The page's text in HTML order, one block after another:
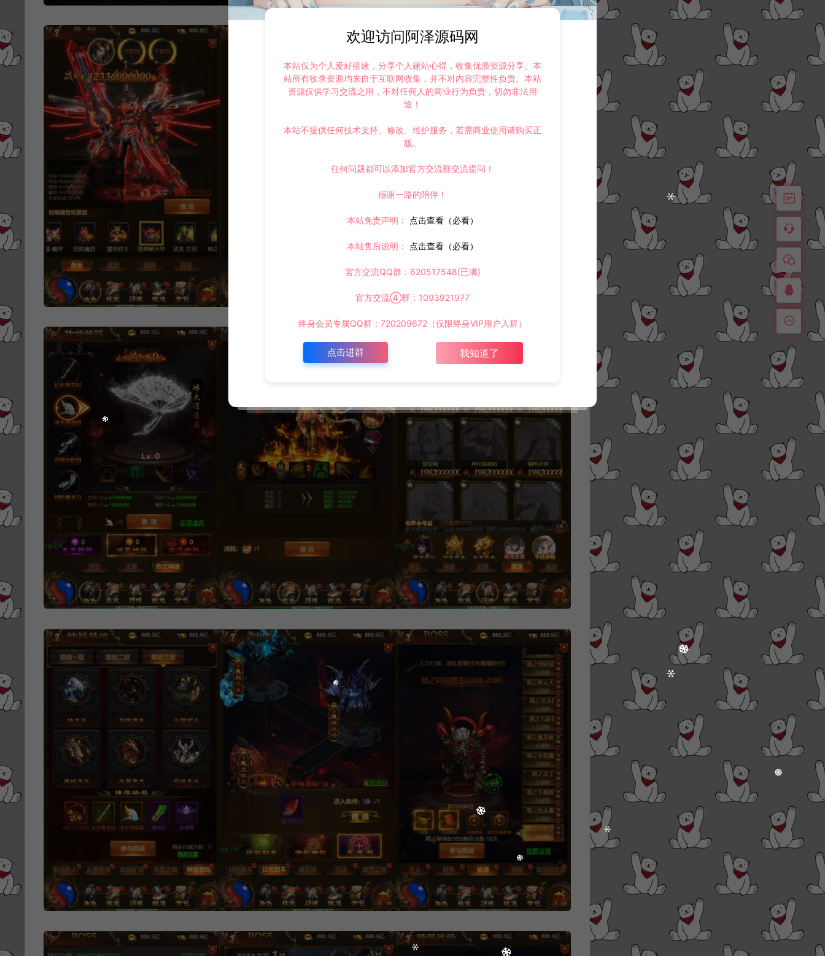
欢迎访问阿泽源码网
本站仅为个人爱好搭建，分享个人建站心得，收集优质资源分享。本
站所有收录资源均来自于互联网收集，并不对内容完整性负责。本站
资源仅供学习交流之用，不对任何人的商业行为负责，切勿非法用
途！
本站不提供任何技术支持、修改、维护服务，若需商业使用请购买正
版。
任何问题都可以添加官方交流群交流提问！
感谢一路的陪伴！
本站免责声明： 点击查看（必看）
本站售后说明： 点击查看（必看）
官方交流QQ群：620517548(已满)
官方交流④群：1093921977
终身会员专属QQ群：720209672（仅限终身VIP用户入群）
点击进群 我知道了